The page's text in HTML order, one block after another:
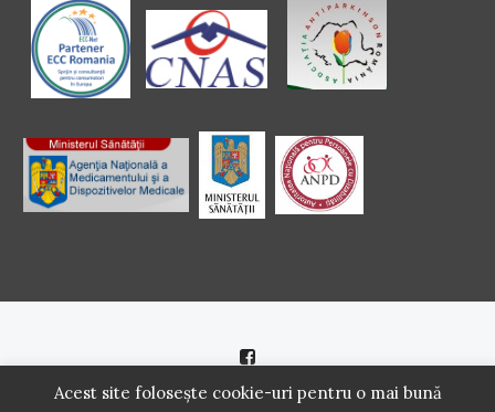
Politică de cookie |Politică de confidenţialitate
Acest site folosește cookie-uri pentru o mai bună